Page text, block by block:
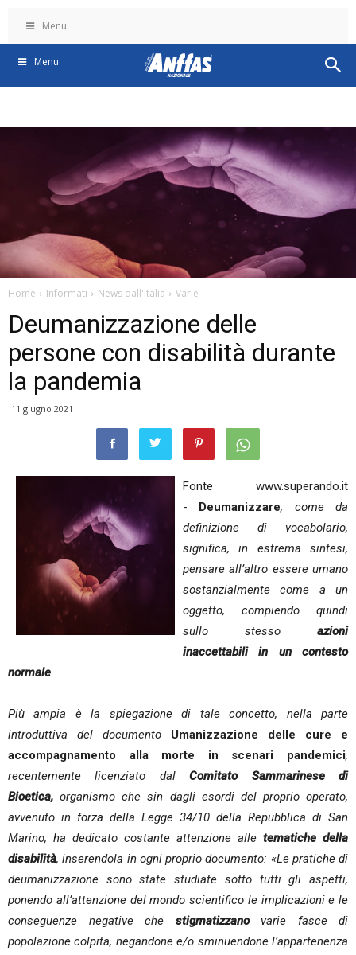
Menu
Menu
Home Informati News dall'Italia Varie
Deumanizzazione delle
persone con disabilità durante
la pandemia
11 giugno 2021
Fonte www.superando.it
- Deumanizzare, come da
definizione di vocabolario,
significa, in estrema sintesi,
pensare all’altro essere umano
sostanzialmente come a un
oggetto, compiendo quindi
sullo stesso azioni
inaccettabili in un contesto
normale.
Più ampia è la spiegazione di tale concetto, nella parte
introduttiva del documento Umanizzazione delle cure e
accompagnamento alla morte in scenari pandemici,
recentemente licenziato dalComitato Sammarinese di
Bioetica,organismo che sin dagli esordi del proprio operato,
avvenuto in forza della Legge 34/10 della Repubblica di San
Marino, ha dedicato costante attenzione alle tematiche della
disabilità, inserendola in ogni proprio documento: «Le pratiche di
deumanizzazione sono state studiate sotto tutti gli aspetti,
ponendo all’attenzione del mondo scientifico le implicazioni e le
conseguenze negative che stigmatizzano varie fasce di
popolazione colpita, negandone e/o sminuendone l’appartenenza